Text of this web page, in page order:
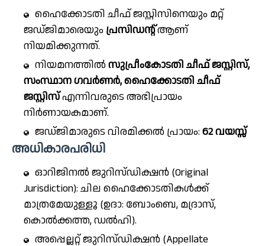
ഹൈക്കോടതി ചീഫ് ജസ്റ്റിസിനെയും മറ്റ്
ജഡ്ജിമാരെയും പ്രസിഡന്റ്ആണ്
നിയമിക്കുന്നത്.
നിയമനത്തിൽ സുപ്രീംകോടതി ചീഫ് ജസ്റ്റിസ്,
സംസ്ഥാന ഗവർണർ, ഹൈക്കോടതി ചീഫ്
ജസ്റ്റിസ്എന്നിവരുടെ അഭിപ്രായം
നിർണായകമാണ്.
ജഡ്ജിമാരുടെ വിരമിക്കൽ പ്രായം: 62 വയസ്സ്
അധികാരപരിധി
ഓറിജിനൽ ജുറിസ്ഡിക്ഷൻ (Original
Jurisdiction): ചില ഹൈക്കോടതികൾക്ക്
മാത്രമേയുള്ളൂ (ഉദാ: ബോംബെ, മദ്രാസ്,
കൊൽക്കത്ത, ഡൽഹി).
അപ്പെല്ലറ്റ് ജുറിസ്ഡിക്ഷൻ (Appellate